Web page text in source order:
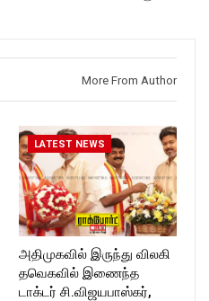
ckforttimes/
https://twitter.com/ROCKFOR
T_TIMES
More From Author
LATEST NEWS
அதிமுகவில் இருந்து விலகி
தவெகவில் இணைந்த
டாக்டர் சி.விஜயபாஸ்கர்,